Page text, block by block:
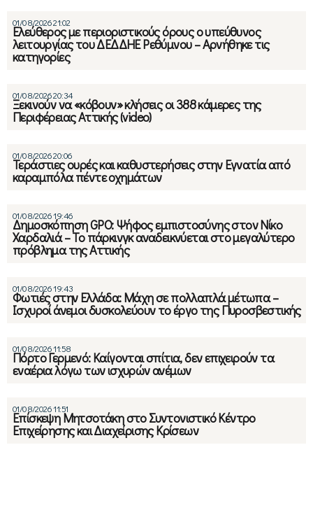
01/08/2026 21:02
Ελεύθερος με περιοριστικούς όρους ο υπεύθυνος
λειτουργίας του ΔΕΔΔΗΕ Ρεθύμνου – Αρνήθηκε τις
κατηγορίες
01/08/2026 20:34
Ξεκινούν να «κόβουν» κλήσεις οι 388 κάμερες της
Περιφέρειας Αττικής (video)
01/08/2026 20:06
Τεράστιες ουρές και καθυστερήσεις στην Εγνατία από
καραμπόλα πέντε οχημάτων
01/08/2026 19:46
Δημοσκόπηση GPO: Ψήφος εμπιστοσύνης στον Νίκο
Χαρδαλιά – Το πάρκινγκ αναδεικνύεται στο μεγαλύτερο
πρόβλημα της Αττικής
01/08/2026 19:43
Φωτιές στην Ελλάδα: Μάχη σε πολλαπλά μέτωπα –
Ισχυροί άνεμοι δυσκολεύουν το έργο της Πυροσβεστικής
01/08/2026 11:58
Πόρτο Γερμενό: Καίγονται σπίτια, δεν επιχειρούν τα
εναέρια λόγω των ισχυρών ανέμων
01/08/2026 11:51
Eπίσκεψη Μητσοτάκη στο Συντονιστικό Κέντρο
Επιχείρησης και Διαχείρισης Κρίσεων